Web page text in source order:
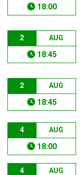
18:00
2 AUG
18:45
2 AUG
18:45
4 AUG
18:00
4 AUG